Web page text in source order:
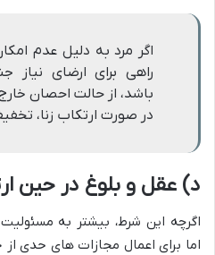
اگر مرد به دلیل عدم
راهی برای ارضای
باشد، از حالت احصان
در صورت ارتکاب زنا،
د) عقل و بلوغ در حین
اگرچه این شرط، بیشتر به
اما برای اعمال مجازات های حدی